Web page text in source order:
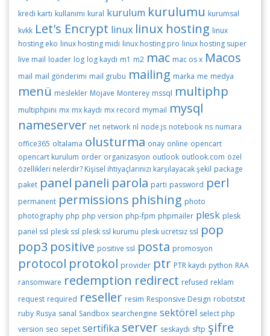
kredi kartı kullanımı kural kurulum kurulumu kurumsal
kvkk Let's Encrypt linux linux hosting linux
hosting eko linux hosting midi linux hosting pro linux hosting super
live mail loader log log kaydı m1 m2 mac mac os x Macos
mail mail gönderimi mail grubu mailing marka me medya
menü meslekler Mojave Monterey mssql multiphp
multiphpini mx mx kaydı mx record mymail mysql
nameserver net network nl node.js notebook ns numara
office365 oltalama olusturma onay online opencart
opencart kurulum order organizasyon outlook outlook.com özel
özellikleri nelerdir? Kişisel ihtiyaçlarınızı karşılayacak şekil package
paket panel paneli parola parti password perl
permanent permissions phishing photo
photography php php version php-fpm phpmailer plesk plesk
panel ssl plesk ssl plesk ssl kurumu plesk ucretsiz ssl pop
pop3 positive positive ssl posta promosyon
protocol protokol provider ptr PTR kaydı python RAA
ransomware redemption redirect refused reklam
request required reseller resim Responsive Design robotstxt
ruby Rusya sanal Sandbox searchengine sektörel select php
version seo sepet sertifika server seskaydı sftp şifre